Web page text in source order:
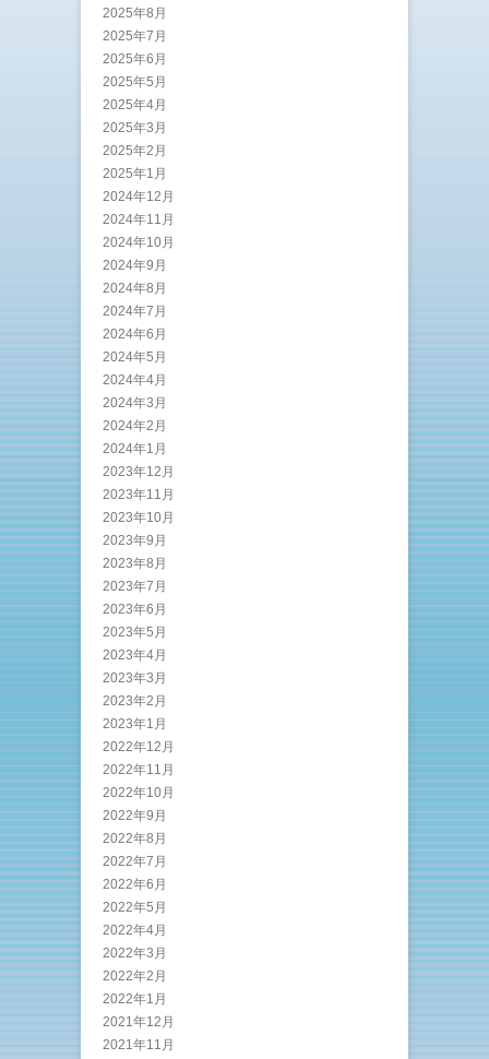
2025年8月
2025年7月
2025年6月
2025年5月
2025年4月
2025年3月
2025年2月
2025年1月
2024年12月
2024年11月
2024年10月
2024年9月
2024年8月
2024年7月
2024年6月
2024年5月
2024年4月
2024年3月
2024年2月
2024年1月
2023年12月
2023年11月
2023年10月
2023年9月
2023年8月
2023年7月
2023年6月
2023年5月
2023年4月
2023年3月
2023年2月
2023年1月
2022年12月
2022年11月
2022年10月
2022年9月
2022年8月
2022年7月
2022年6月
2022年5月
2022年4月
2022年3月
2022年2月
2022年1月
2021年12月
2021年11月